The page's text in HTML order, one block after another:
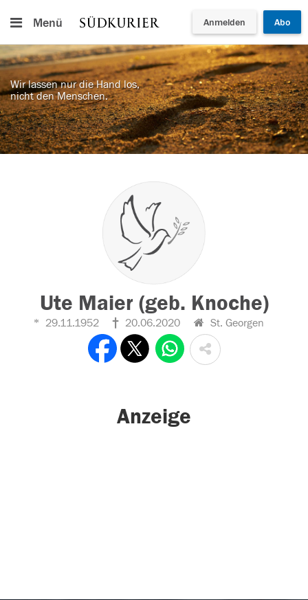
Menü Anmelden Abo
Wir lassen nur die Hand los,
nicht den Menschen.
Ute Maier (geb. Knoche)
29.11.1952 20.06.2020 St. Georgen
Anzeige